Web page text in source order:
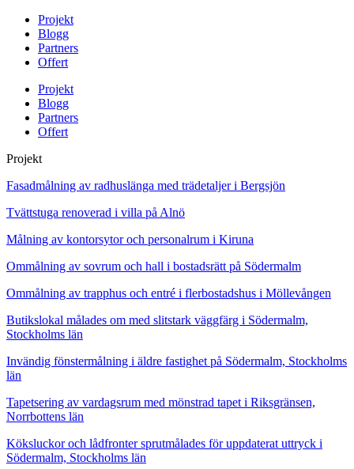
Projekt
Blogg
Partners
Offert
Projekt
Blogg
Partners
Offert
Projekt
Fasadmålning av radhuslänga med trädetaljer i Bergsjön
Tvättstuga renoverad i villa på Alnö
Målning av kontorsytor och personalrum i Kiruna
Ommålning av sovrum och hall i bostadsrätt på Södermalm
Ommålning av trapphus och entré i flerbostadshus i Möllevången
Butikslokal målades om med slitstark väggfärg i Södermalm,
Stockholms län
Invändig fönstermålning i äldre fastighet på Södermalm, Stockholms
län
Tapetsering av vardagsrum med mönstrad tapet i Riksgränsen,
Norrbottens län
Köksluckor och lådfronter sprutmålades för uppdaterat uttryck i
Södermalm, Stockholms län